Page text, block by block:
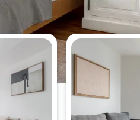
이 조회된 아파트